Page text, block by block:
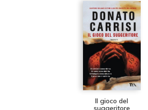
Il gioco del
suggeritore